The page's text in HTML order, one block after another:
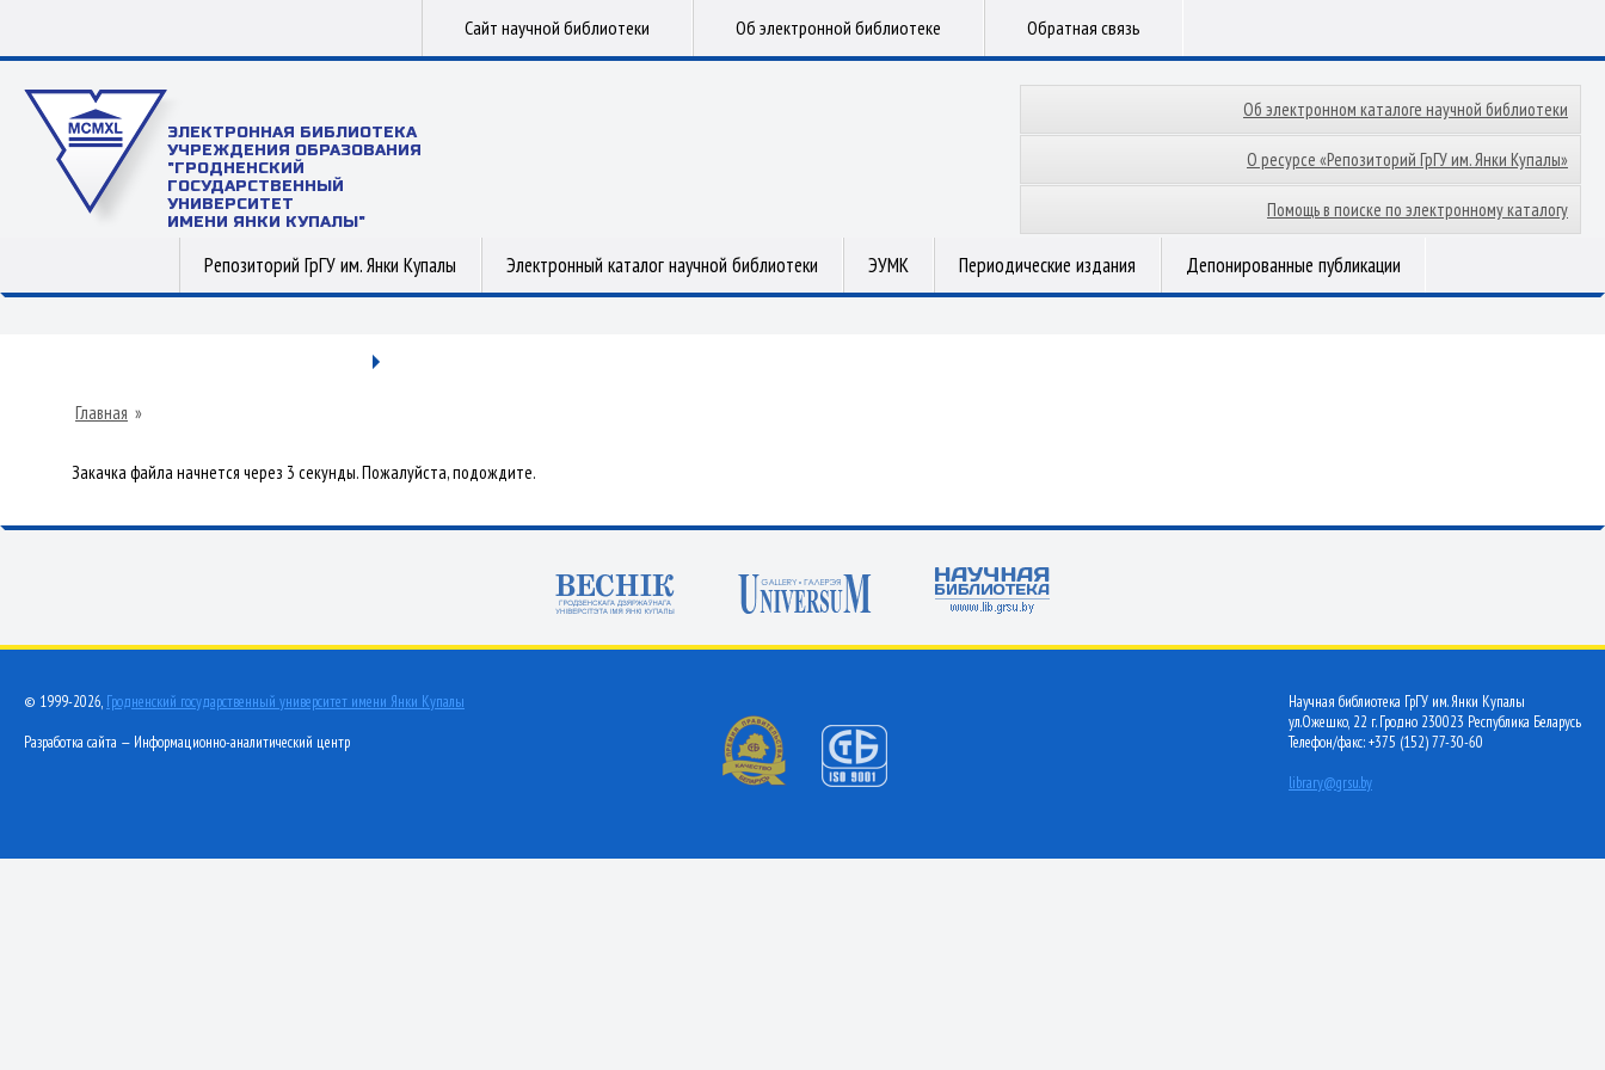
Сайт научной библиотеки Об электронной библиотеке Обратная связь
ЭЛЕКТРОННАЯ БИБЛИОТЕКА
УЧРЕЖДЕНИЯ ОБРАЗОВАНИЯ
"ГРОДНЕНСКИЙ
ГОСУДАРСТВЕННЫЙ
УНИВЕРСИТЕТ
ИМЕНИ ЯНКИ КУПАЛЫ"
Об электронном каталоге научной библиотеки
О ресурсе «Репозиторий ГрГУ им. Янки Купалы»
Помощь в поиске по электронному каталогу
Репозиторий ГрГУ им. Янки Купалы Электронный каталог научной библиотеки ЭУМК Периодические издания Депонированные публикации
Главная »
Закачка файла начнется через 3 секунды. Пожалуйста, подождите.
© 1999-2026, Гродненский государственный университет имени Янки Купалы
Разработка сайта — Информационно-аналитический центр
Научная библиотека ГрГУ им. Янки Купалы
ул.Ожешко, 22 г. Гродно 230023 Республика Беларусь
Телефон/факс: +375 (152) 77-30-60
library@grsu.by